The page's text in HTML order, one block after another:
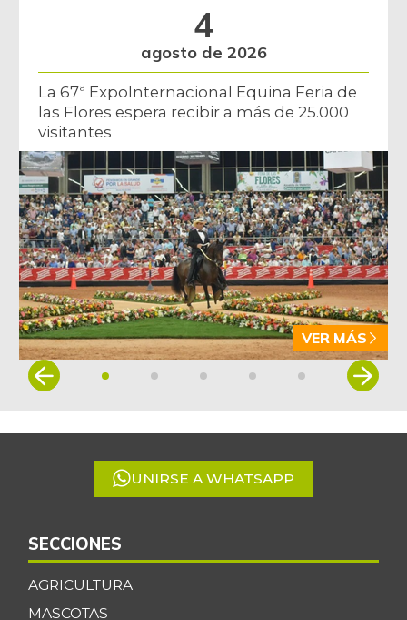
4
agosto de 2026
La 67ª ExpoInternacional Equina Feria de
las Flores espera recibir a más de 25.000
visitantes
VER MÁS
Item
5
UNIRSE A WHATSAPP
SECCIONES
AGRICULTURA
MASCOTAS